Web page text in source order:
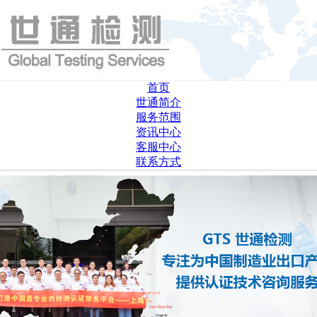
首页
世通简介
服务范围
资讯中心
客服中心
联系方式